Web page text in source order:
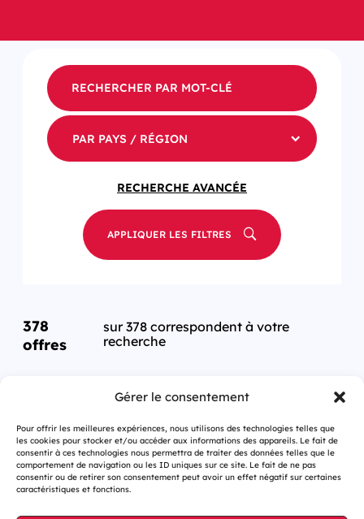
Gérer le consentement
Pour offrir les meilleures expériences, nous utilisons des technologies telles que
les cookies pour stocker et/ou accéder aux informations des appareils. Le fait de
consentir à ces technologies nous permettra de traiter des données telles que le
comportement de navigation ou les ID uniques sur ce site. Le fait de ne pas
consentir ou de retirer son consentement peut avoir un effet négatif sur certaines
caractéristiques et fonctions.
PAR PAYS / RÉGION
RECHERCHE AVANCÉE
APPLIQUER LES FILTRES
378
offres
sur 378 correspondent à votre
recherche